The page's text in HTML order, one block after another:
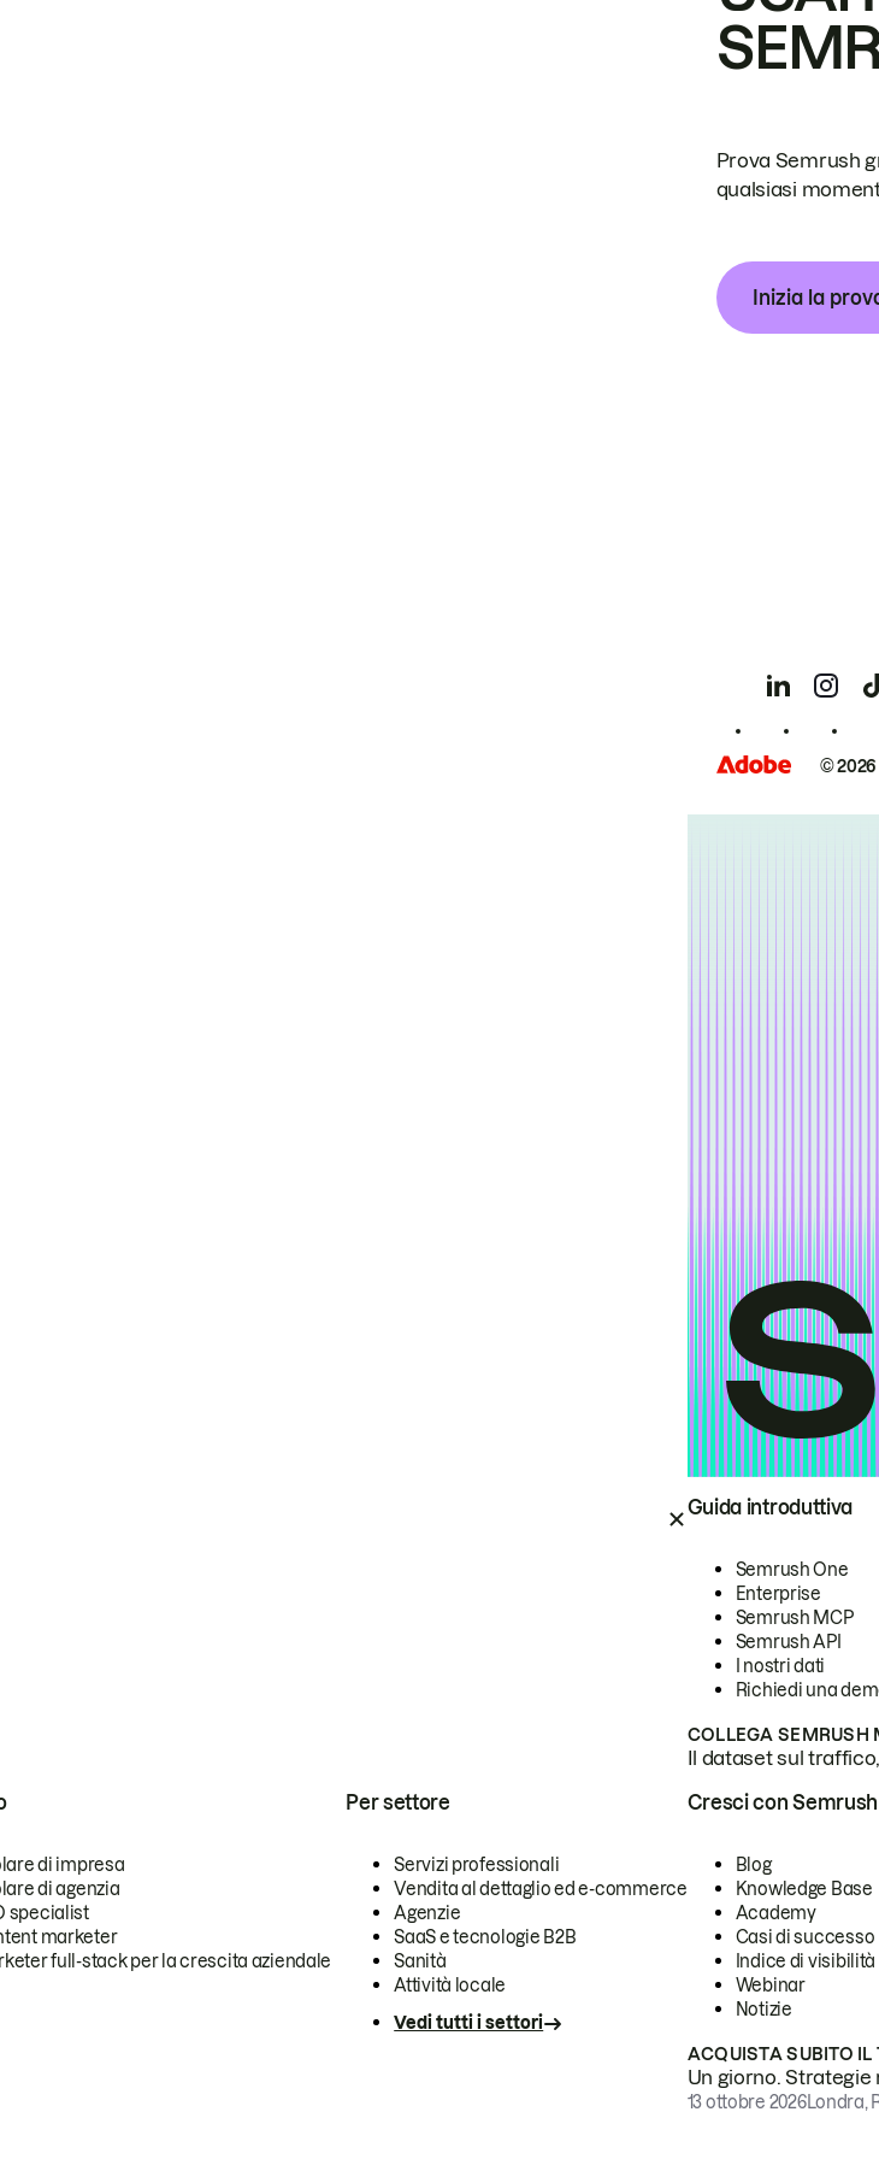
Guida introduttiva
Semrush One
Enterprise
Semrush MCP
Semrush API
I nostri dati
Richiedi una
COLLEGA SEMRUSH
Il dataset sul
di impresa
di agenzia
specialist
marketer
full-stack per la crescita aziendale
Per settore
Servizi professionali
Vendita al dettaglio ed e-commerce
Agenzie
SaaS e tecnologie B2B
Sanità
Attività locale
Vedi tutti i settori
Cresci con Semrush
Blog
Knowledge Base
Academy
Casi di successo
Indice di visibilità
Webinar
Notizie
ACQUISTA SUBITO IL
Un giorno.
13 ottobre 2026Londra,
Prova Semrush
qualsiasi
Inizia la
©